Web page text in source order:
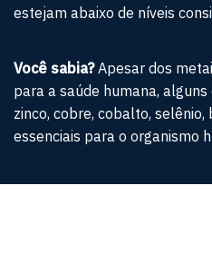
estejam abaixo de níveis
Você sabia?Apesar dos
para a saúde humana,
zinco, cobre, cobalto, selênio,
essenciais para o organismo